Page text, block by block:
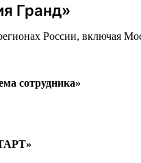
Гранд»
России, включая
сотрудника»